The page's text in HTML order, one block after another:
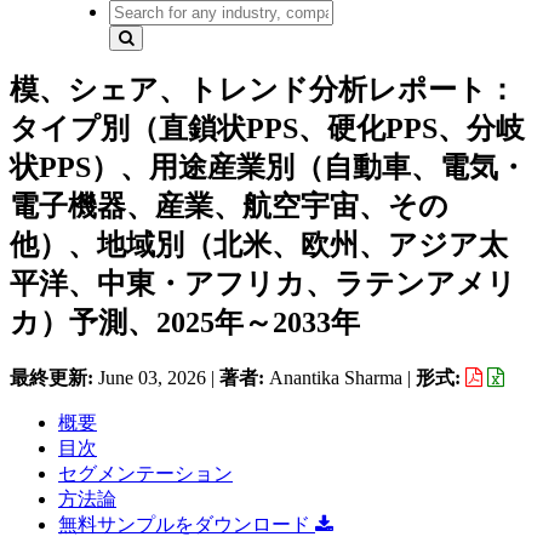
模、シェア、トレンド分析レポート：
タイプ別（直鎖状PPS、硬化PPS、分岐
状PPS）、用途産業別（自動車、電気・
電子機器、産業、航空宇宙、その
他）、地域別（北米、欧州、アジア太
平洋、中東・アフリカ、ラテンアメリ
カ）予測、2025年～2033年
最終更新: June 03, 2026 | 著者: Anantika Sharma | 形式:
概要
目次
セグメンテーション
方法論
無料サンプルをダウンロード